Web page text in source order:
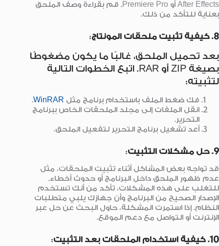
After Effects أو Premiere Pro. قم بقراءة وصف الملحق
بعناية للتأكد من ذلك.
8. كيفية تثبيت ملحقات المونتاج :
بعد تحميل الملحق، غالبًا ما يكون مضغوطًا
بصيغة ZIP أو RAR. اتبع الخطوات التالية
لتثبيته:
فك ضغط الملف باستخدام برنامج مثل WinRAR
.
انقل الملفات إلى مجلد الملحقات الخاص ببرنامج
التحرير.
أعد تشغيل برنامج التحرير لتفعيل الملحق.
9. حل مشكلات التثبيت :
قد تواجه بعض المشاكل أثناء تثبيت الملحقات، مثل
عدم ظهور الملحق داخل البرنامج أو حدوث أخطاء.
للتغلب على هذه المشكلات، تأكد من أنك تستخدم
الإصدار الصحيح من البرنامج وأن جهازك يلبي متطلبات
النظام. إذا استمرت المشكلة، حاول البحث عن حل عبر
الإنترنت أو التواصل مع دعم الموقع.
10. كيفية استخدام الملحقات بعد التثبيت :